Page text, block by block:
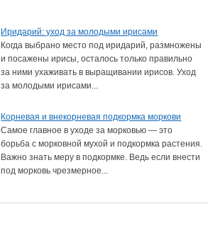
Иридарий: уход за молодыми ирисами
Когда выбрано место под иридарий, размножены
и посажены ирисы, осталось только правильно
за ними ухаживать в выращивании ирисов. Уход
за молодыми ирисами...
Корневая и внекорневая подкормка моркови
Самое главное в уходе за морковью — это
борьба с морковной мухой и подкормка растения.
Важно знать меру в подкормке. Ведь если внести
под морковь чрезмерное...